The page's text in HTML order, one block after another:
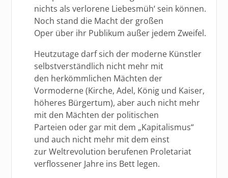
nichts als verlorene Liebesmüh‘ sein können.
Noch stand die Macht der großen
Oper über ihr Publikum außer jedem Zweifel.
Heutzutage darf sich der moderne Künstler
selbstverständlich nicht mehr mit
den herkömmlichen Mächten der
Vormoderne (Kirche, Adel, König und Kaiser,
höheres Bürgertum), aber auch nicht mehr
mit den Mächten der politischen
Parteien oder gar mit dem „Kapitalismus“
und auch nicht mehr mit dem einst
zur Weltrevolution berufenen Proletariat
verflossener Jahre ins Bett legen.